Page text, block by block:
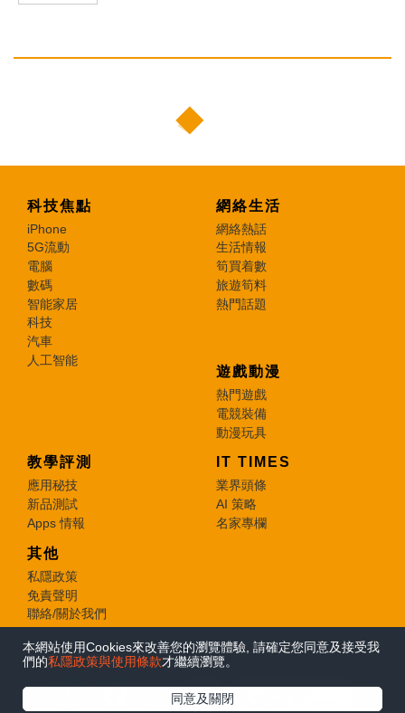
科技焦點
iPhone
5G流動
電腦
數碼
智能家居
科技
汽車
人工智能
網絡生活
網絡熱話
生活情報
筍買着數
旅遊筍料
熱門話題
遊戲動漫
熱門遊戲
電競裝備
動漫玩具
教學評測
應用秘技
新品測試
Apps 情報
IT TIMES
業界頭條
AI 策略
名家專欄
其他
私隱政策
免責聲明
聯絡/關於我們
© 2026 e-zone. All Rights Reserved.
本網站使用Cookies來改善您的瀏覽體驗, 請確定您同意及接受我
們的私隱政策與使用條款才繼續瀏覽。
同意及關閉